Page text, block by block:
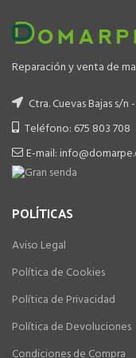
Reparación y venta de
Ctra. Cuevas Bajas s/
Teléfono: 675 803 708
E-mail:
POLÍTICAS
Aviso Legal
Política de Cookies
Política de Privacidad
Política de Devoluciones